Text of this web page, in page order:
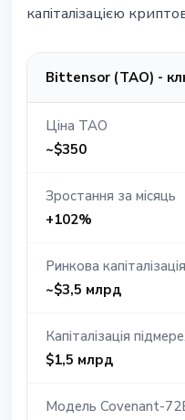
капіталізацією
Bittensor (TAO) -
Ціна TAO
~$350
Зростання за місяць
+102%
Ринкова капіталізація
~$3,5 млрд
Капіталізація
$1,5 млрд
Модель Covenant-